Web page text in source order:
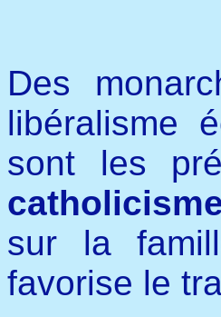
Des
libéralisme
sont les
sur la
favorise le